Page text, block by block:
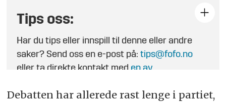
Tips oss:
Har du tips eller innspill til denne eller andre
saker? Send oss en e-post på:tips@fofo.no
eller ta direkte kontakt med en av
Debatten har allerede rast lenge i partiet,